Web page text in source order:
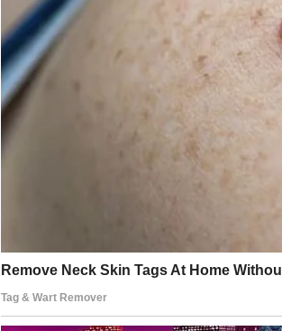
Moguće je i ostvarenje jedne velike želje.
Vrijeme kada život postaje ljepši
Pred vama su dani tokom kojih ćete blistati
Nova energija donosi vam mnogo
životni pravac.
Jedna osoba mogla bi vas potpuno osvojiti